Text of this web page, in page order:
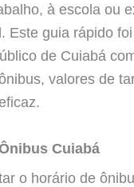
à escola ou
Este guia rápido
de Cuiabá
valores de
Cuiabá
o horário de